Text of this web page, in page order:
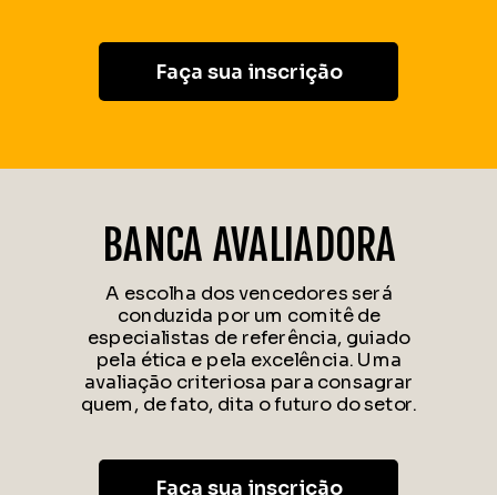
Faça sua inscrição
BANCA AVALIADORA
A escolha dos vencedores será
conduzida por um comitê de
especialistas de referência, guiado
pela ética e pela excelência. Uma
avaliação criteriosa para consagrar
quem, de fato, dita o futuro do setor.
Faça sua inscrição